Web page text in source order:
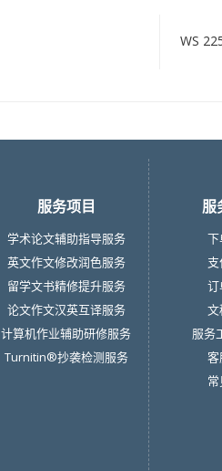
WS
服务项目
学术论文辅助指导服务
英文作文修改润色服务
留学文书精修提升服务
论文作文汉英互译服务
计算机作业辅助研修服务
Turnitin®抄袭检测服务
服
订
服务